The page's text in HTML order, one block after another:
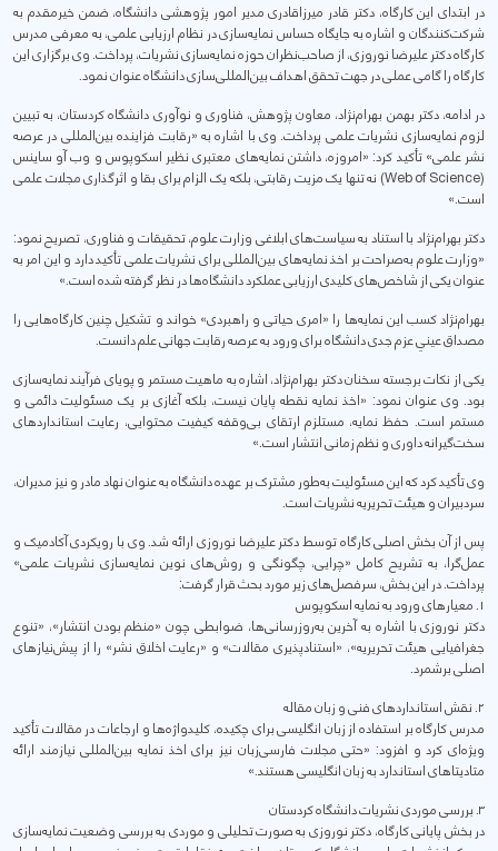
در ابتدای این کارگاه، دکتر قادر میرزاقادری مدیر امور پژوهشی دانشگاه، ضمن خیرمقدم به
شرکت‌کنندگان و اشاره به جایگاه حساس نمایه‌سازی در نظام ارزیابی علمی، به معرفی مدرس
کارگاه دکتر علیرضا نوروزی، از صاحب‌نظران حوزه نمایه‌سازی نشریات، پرداخت. وی برگزاری این
کارگاه را گامی عملی در جهت تحقق اهداف بین‌المللی‌سازی دانشگاه عنوان نمود.
در ادامه، دکتر بهمن بهرام‌نژاد، معاون پژوهش، فناوری و نوآوری دانشگاه کردستان، به تبیین
لزوم نمایه‌سازی نشریات علمی پرداخت. وی با اشاره به «رقابت فزاینده بین‌المللی در عرصه
نشر علمی» تأکید کرد: «امروزه، داشتن نمایه‌های معتبری نظیر اسکوپوس و وب آو ساینس
(Web of Science) نه تنها یک مزیت رقابتی، بلکه یک الزام برای بقا و اثرگذاری مجلات علمی
است.»
دکتر بهرام‌نژاد با استناد به سیاست‌های ابلاغی وزارت علوم، تحقیقات و فناوری، تصریح نمود:
«وزارت علوم به‌صراحت بر اخذ نمایه‌های بین‌المللی برای نشریات علمی تأکید دارد و این امر به
عنوان یکی از شاخص‌های کلیدی ارزیابی عملکرد دانشگاه‌ها در نظر گرفته شده است.»
بهرام‌نژاد کسب این نمایه‌ها را «امری حیاتی و راهبردی» خواند و تشکیل چنین کارگاه‌هایی را
مصداق عینیِ عزم جدی دانشگاه برای ورود به عرصه رقابت جهانی علم دانست.
یکی از نکات برجسته سخنان دکتر بهرام‌نژاد، اشاره به ماهیت مستمر و پویای فرآیند نمایه‌سازی
بود. وی عنوان نمود: «اخذ نمایه نقطه پایان نیست، بلکه آغازی بر یک مسئولیت دائمی و
مستمر است. حفظ نمایه، مستلزم ارتقای بی‌وقفه کیفیت محتوایی، رعایت استانداردهای
سخت‌گیرانه داوری و نظم زمانی انتشار است.»
وی تأکید کرد که این مسئولیت به‌طور مشترک بر عهده دانشگاه به عنوان نهاد مادر و نیز مدیران،
سردبیران و هیئت تحریریه نشریات است.
پس از آن بخش اصلی کارگاه توسط دکتر علیرضا نوروزی ارائه شد. وی با رویکردی آکادمیک و
عمل‌گرا، به تشریح کامل «چرایی، چگونگی و روش‌های نوین نمایه‌سازی نشریات علمی»
پرداخت. در این بخش، سرفصل‌های زیر مورد بحث قرار گرفت:
۱. معیارهای ورود به نمایه اسکوپوس
دکتر نوروزی با اشاره به آخرین به‌روزرسانی‌ها، ضوابطی چون «منظم بودن انتشار»، «تنوع
جغرافیایی هیئت تحریریه»، «استنادپذیری مقالات» و «رعایت اخلاق نشر» را از پیش‌نیازهای
اصلی برشمرد.
۲. نقش استانداردهای فنی و زبان مقاله
مدرس کارگاه بر استفاده از زبان انگلیسی برای چکیده، کلیدواژه‌ها و ارجاعات در مقالات تأکید
ویژه‌ای کرد و افزود: «حتی مجلات فارسی‌زبان نیز برای اخذ نمایه بین‌المللی نیازمند ارائه
متادیتاهای استاندارد به زبان انگلیسی هستند.»
۳. بررسی موردی نشریات دانشگاه کردستان
در بخش پایانی کارگاه، دکتر نوروزی به صورت تحلیلی و موردی به بررسی وضعیت نمایه‌سازی